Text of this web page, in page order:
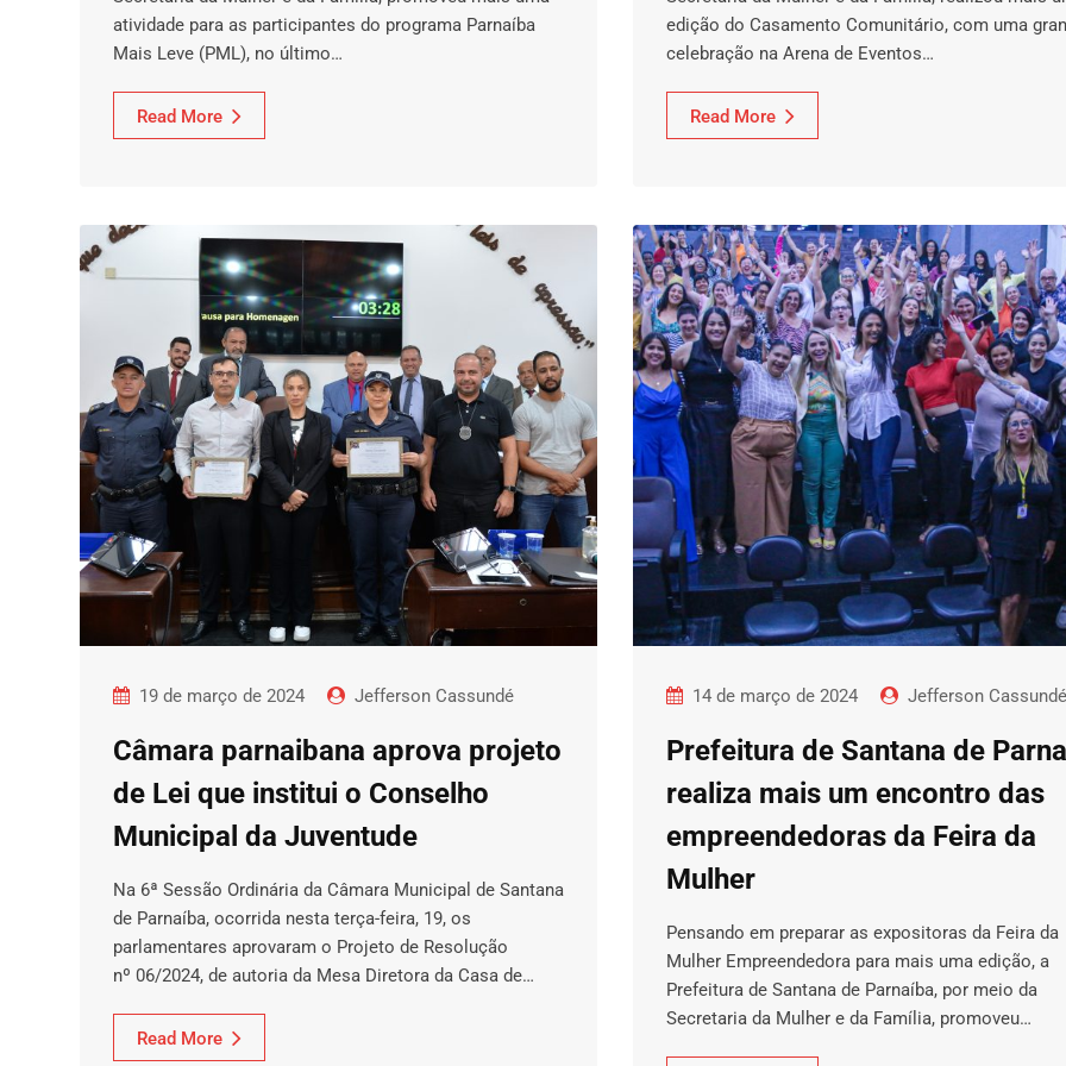
atividade para as participantes do programa Parnaíba
Mais Leve (PML), no último…
Read More
edição do Casamento Comunitário, com uma
celebração na Arena de Eventos…
Read More
19 de março de 2024 Jefferson Cassundé
Câmara parnaibana aprova projeto
de Lei que institui o Conselho
Municipal da Juventude
Na 6ª Sessão Ordinária da Câmara Municipal de Santana
de Parnaíba, ocorrida nesta terça-feira, 19, os
parlamentares aprovaram o Projeto de Resolução
nº 06/2024, de autoria da Mesa Diretora da Casa de…
Read More
14 de março de 2024 Jefferson Cassundé
Prefeitura de Santana de
realiza mais um encontro das
empreendedoras da Feira da
Mulher
Pensando em preparar as expositoras da Feira da
Mulher Empreendedora para mais uma edição, a
Prefeitura de Santana de Parnaíba, por meio da
Secretaria da Mulher e da Família, promoveu…